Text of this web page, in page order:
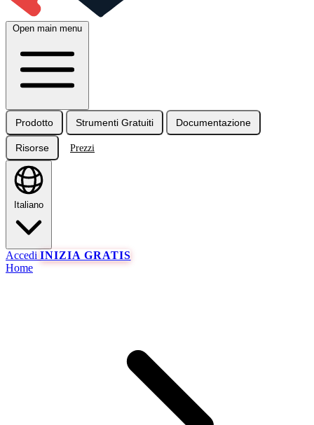
Open main menu
Prodotto Strumenti Gratuiti Documentazione
Risorse Prezzi
Italiano
Accedi INIZIA GRATIS
Home